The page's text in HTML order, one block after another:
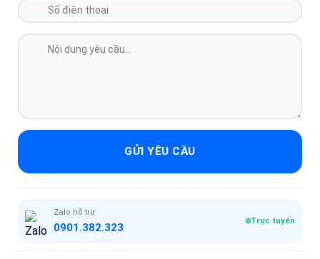
GỬI YÊU CẦU
Zalo hỗ trợ
0901.382.323 Trực tuyến